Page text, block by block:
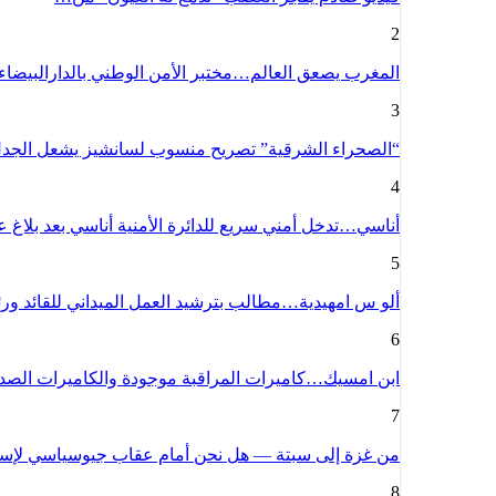
2
المغرب يصعق العالم…مختبر الأمن الوطني
3
“الصحراء الشرقية” تصريح منسوب لسانشيز يشعل
4
أناسي…تدخل أمني سريع للدائرة الأمنية أناسي بعد
5
ألو س امهيدية…مطالب بترشيد العمل الميداني للقائد
6
ابن امسيك…كاميرات المراقبة موجودة والكاميرات
7
من غزة إلى سبتة — هل نحن أمام عقاب جيوسياسي
8